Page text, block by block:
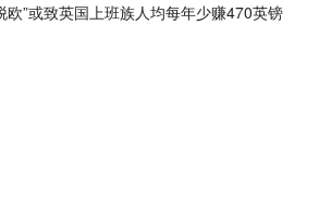
”或致英国上班族人均每年少赚470英镑